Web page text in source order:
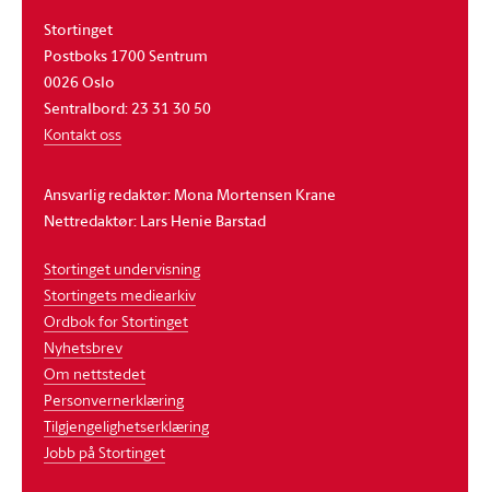
Stortinget
Postboks 1700 Sentrum
0026 Oslo
Sentralbord: 23 31 30 50
Kontakt oss
Ansvarlig redaktør: Mona Mortensen Krane
Nettredaktør: Lars Henie Barstad
Stortinget undervisning
Stortingets mediearkiv
Ordbok for Stortinget
Nyhetsbrev
Om nettstedet
Personvernerklæring
Tilgjengelighetserklæring
Jobb på Stortinget